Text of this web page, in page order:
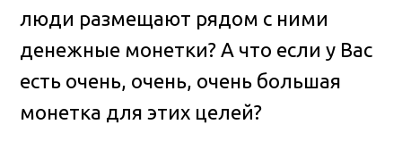
люди размещают рядом с ними
денежные монетки? А что если у Вас
есть очень, очень, очень большая
монетка для этих целей?